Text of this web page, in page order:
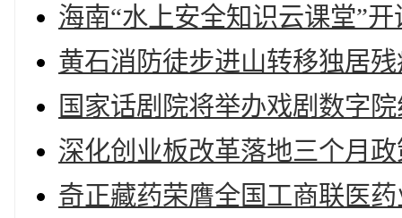
海南“水上安全知识云课堂”开
黄石消防徒步进山转移独居
国家话剧院将举办戏剧数字
深化创业板改革落地三个月
奇正藏药荣膺全国工商联医